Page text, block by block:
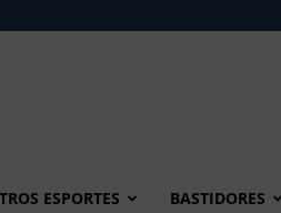
ESPORTES BASTIDORES